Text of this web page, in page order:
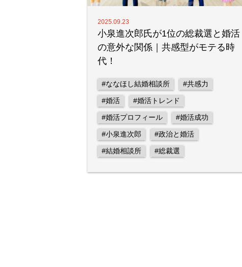
2025.09.23
小泉進次郎氏が1位の総裁選と婚活
の意外な関係｜共感型がモテる時
代！
#ななほし結婚相談所 #共感力
#婚活 #婚活トレンド
#婚活プロフィール #婚活成功
#小泉進次郎 #政治と婚活
#結婚相談所 #総裁選